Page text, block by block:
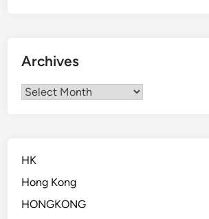
Archives
Archives
HK
Hong Kong
HONGKONG